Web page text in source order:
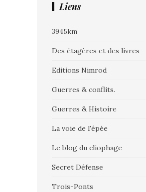
Liens
3945km
Des étagères et des livres
Editions Nimrod
Guerres & conflits.
Guerres & Histoire
La voie de l'épée
Le blog du cliophage
Secret Défense
Trois-Ponts